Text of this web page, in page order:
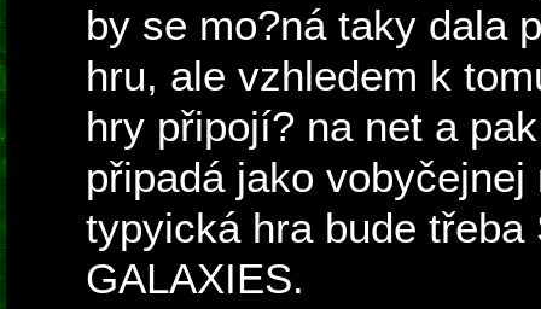
by se mo?ná taky dala
hru, ale vzhledem k
hry připojí? na net a
připadá jako
typyická hra bude třeba
GALAXIES.